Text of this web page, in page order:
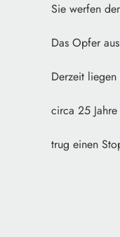
Sie werfen
Das Opfer
Derzeit
circa 25
trug einen